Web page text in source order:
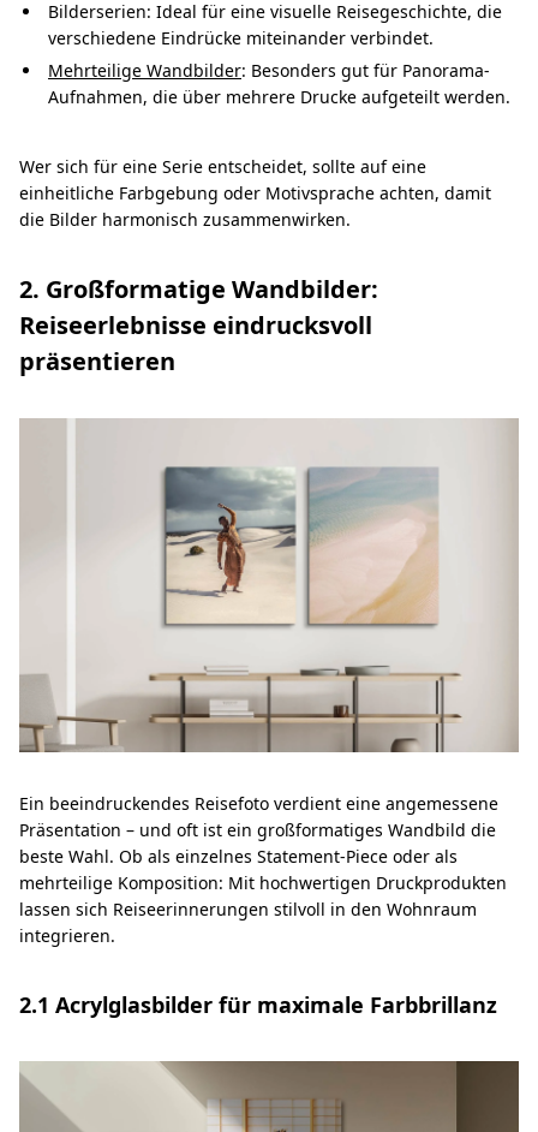
Bilderserien: Ideal für eine visuelle Reisegeschichte, die
verschiedene Eindrücke miteinander verbindet.
Mehrteilige Wandbilder: Besonders gut für Panorama-
Aufnahmen, die über mehrere Drucke aufgeteilt werden.
Wer sich für eine Serie entscheidet, sollte auf eine
einheitliche Farbgebung oder Motivsprache achten, damit
die Bilder harmonisch zusammenwirken.
2. Großformatige Wandbilder:
Reiseerlebnisse eindrucksvoll
präsentieren
Ein beeindruckendes Reisefoto verdient eine angemessene
Präsentation – und oft ist ein großformatiges Wandbild die
beste Wahl. Ob als einzelnes Statement-Piece oder als
mehrteilige Komposition: Mit hochwertigen Druckprodukten
lassen sich Reiseerinnerungen stilvoll in den Wohnraum
integrieren.
2.1 Acrylglasbilder für maximale Farbbrillanz